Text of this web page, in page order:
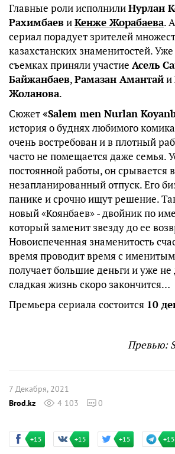
Главные роли исполнилиНурлан
РахимбаевиКенже Жорабаева.
сериал порадует зрителей
казахстанских знаменитостей. Уже
съемках приняли участие Асель
Байжанбаев,Рамазан Амантайи
Жоланова.
Сюжет«Salem men Nurlan
история о буднях любимого
очень востребован и в плотный
часто не помещается даже семья.
постоянной работы, он срывается в
незапланированный отпуск. Его
панике и срочно ищут решение.
новый «Коянбаев» - двойник по
который заменит звезду до ее
Новоиспеченная знаменитость
время проводит время с
получает большие деньги и уже не
сладкая жизнь скоро закончится…
Премьера сериала состоится 10
Превью:
7 Декабря, 2021
Brod.kz
4 103 0
+15 +15 +15 +15